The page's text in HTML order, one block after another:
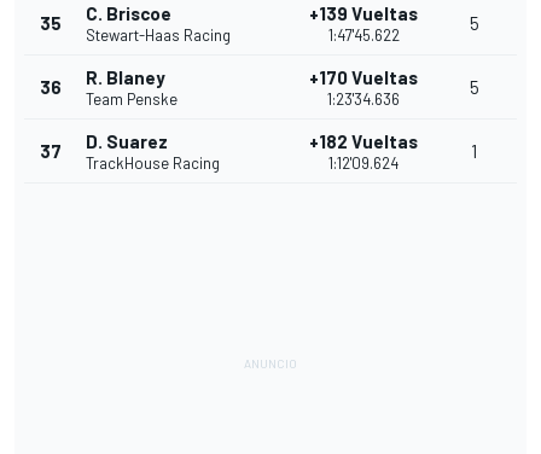
35 C. Briscoe
Stewart-Haas Racing
+139 Vueltas
1:47'45.622
5
36 R. Blaney
Team Penske
+170 Vueltas
1:23'34.636
5
37 D. Suarez
TrackHouse Racing
+182 Vueltas
1:12'09.624
1